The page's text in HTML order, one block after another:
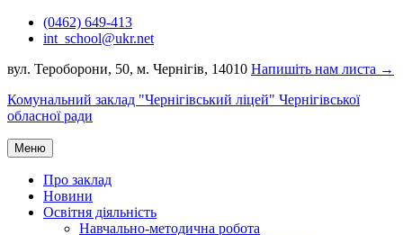
Перейти(0462) 649-413
int_school@ukr.net
вул. Тероборони, 50, м. Чернігів, 14010 Напишіть нам листа →
Комунальний заклад "Чернігівський ліцей" Чернігівської
обласної ради
Меню
Про заклад
Новини
Освітня діяльність
Навчально-методична робота